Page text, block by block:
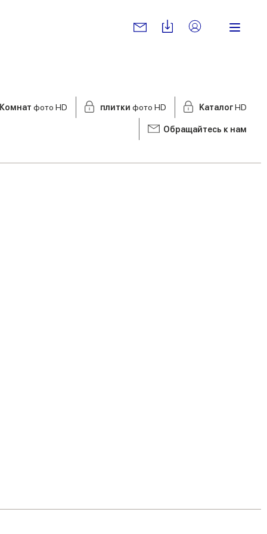
Комнат фото HD плитки фото HD KаталогHD
Обращайтесь к нам